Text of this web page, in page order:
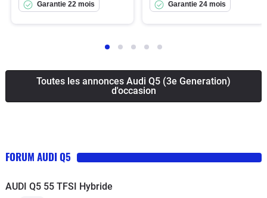
Garantie 22 mois Garantie 24 mois
Toutes les annonces Audi Q5 (3e Generation)
d'occasion
FORUM AUDI Q5
AUDI Q5 55 TFSI Hybride